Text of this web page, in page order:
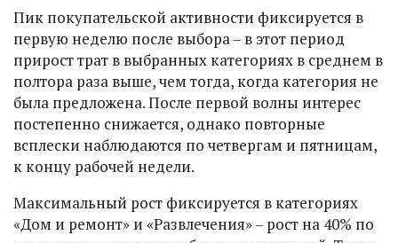
Пик покупательской активности фиксируется в
первую неделю после выбора – в этот период
прирост трат в выбранных категориях в среднем в
полтора раза выше, чем тогда, когда категория не
была предложена. После первой волны интерес
постепенно снижается, однако повторные
всплески наблюдаются по четвергам и пятницам,
к концу рабочей недели.
Максимальный рост фиксируется в категориях
«Дом и ремонт» и «Развлечения» – рост на 40% по